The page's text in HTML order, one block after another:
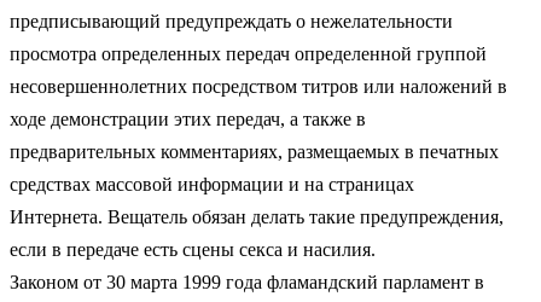
предписывающий предупреждать о нежелательности
просмотра определенных передач определенной группой
несовершеннолетних посредством титров или наложений в
ходе демонстрации этих передач, а также в
предварительных комментариях, размещаемых в печатных
средствах массовой информации и на страницах
Интернета. Вещатель обязан делать такие предупреждения,
если в передаче есть сцены секса и насилия.
Законом от 30 марта 1999 года фламандский парламент в